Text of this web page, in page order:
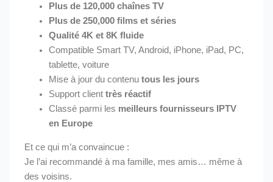
Plus de 120,000 chaînes TV
Plus de 250,000 films et séries
Qualité 4K et 8K fluide
Compatible Smart TV, Android, iPhone, iPad, PC,
tablette, voiture
Mise à jour du contenutous les jours
Support clienttrès réactif
Classé parmi les meilleurs fournisseurs IPTV
en Europe
Et ce qui m’a convaincue :
Je l’ai recommandé à ma famille, mes amis… même à
des voisins.